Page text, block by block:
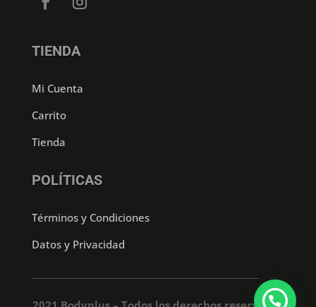
TIENDA
Mi Cuenta
Carrito
Tienda
POLÍTICAS
Términos y Condiciones
Datos y Privacidad